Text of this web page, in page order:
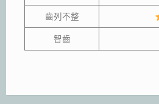
齒列不整
智齒